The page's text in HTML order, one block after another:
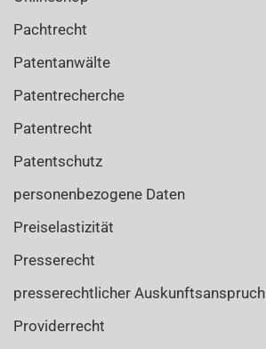
Pachtrecht
Patentanwälte
Patentrecherche
Patentrecht
Patentschutz
personenbezogene Daten
Preiselastizität
Presserecht
presserechtlicher Auskunftsanspruch
Providerrecht